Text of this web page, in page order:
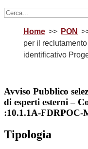
Home PON
per il
identificativo
Avviso Pubblico
di esperti esterni –
:10.1.1A-FDRPOC-
Tipologia